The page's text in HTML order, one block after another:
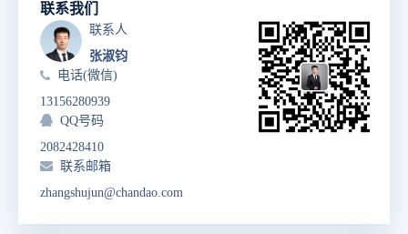
联系我们
联系人
张淑钧
电话(微信)
13156280939
QQ号码
2082428410
联系邮箱
zhangshujun@chandao.com